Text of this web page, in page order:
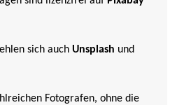
sich auch Unsplash und
Fotografen, ohne die